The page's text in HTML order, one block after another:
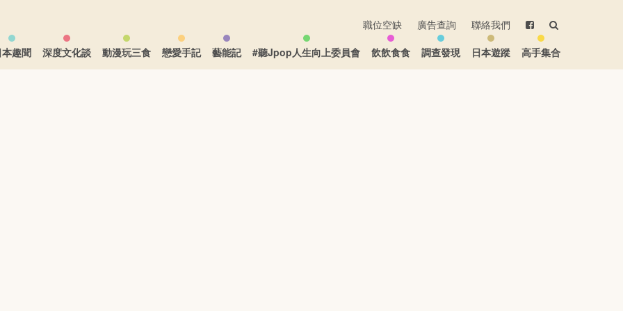
職位空缺 廣告查詢
聯絡我們
趣聞
深度文化談 動漫玩三食 戀愛手記 藝能記 #聽Jpop人生向上委員會 飲飲食食 調查發現 日本遊蹤 高手集合